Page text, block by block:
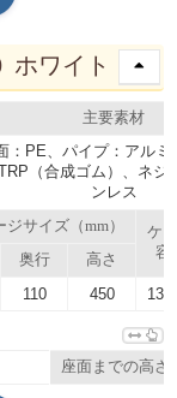
ホワイト
主要素材
：PE、パイプ：アルミ
（合成ゴム）、ネジ
ンレス
ジサイズ（mm）
ケ
容
奥行 高さ
110 450
座面までの高さ